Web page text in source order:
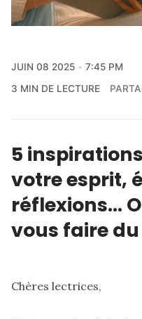
JUIN 08 2025
7:45 PM
3 MIN DE LECTURE
5
votre esprit,
réflexions…
vous faire
Chères lectrices,